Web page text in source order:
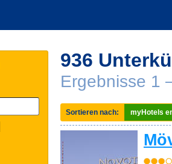
936
Ergebnisse 1
Sortieren nach: myHotels